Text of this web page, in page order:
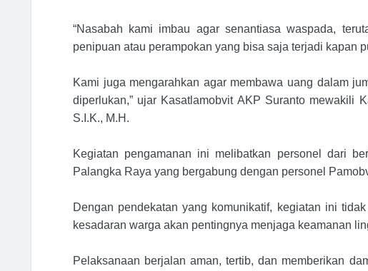
“Nasabah kami imbau agar senantiasa waspada,
penipuan atau perampokan yang bisa saja terjadi kapan
Kami juga mengarahkan agar membawa uang dalam
diperlukan,” ujar Kasatlamobvit AKP Suranto mewakili
S.I.K., M.H.
Kegiatan pengamanan ini melibatkan personel dari
Palangka Raya yang bergabung dengan personel
Dengan pendekatan yang komunikatif, kegiatan ini
kesadaran warga akan pentingnya menjaga keamanan
Pelaksanaan berjalan aman, tertib, dan memberikan